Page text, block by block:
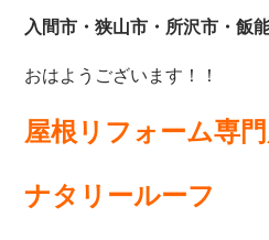
入間市・狭山市・所沢市・飯
おはようございます！！
屋根リフォーム専
ナタリールーフ